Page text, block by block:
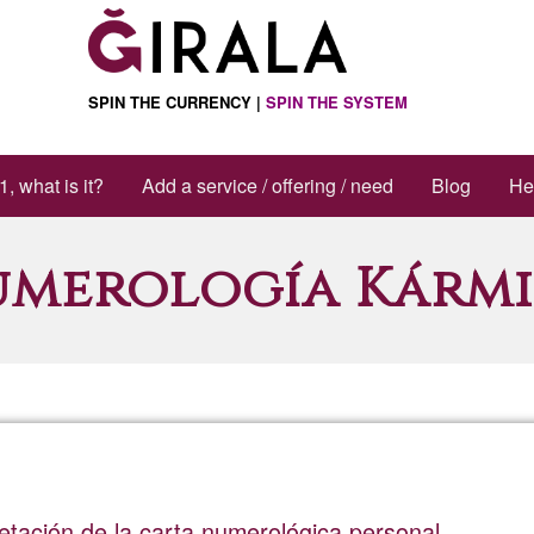
SPIN THE CURRENCY | SPIN THE SYSTEM
what is it? Add a service / offering / need Blog